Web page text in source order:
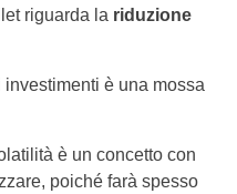
riguarda la riduzione
è una mossa
è un concetto con
poiché farà spesso